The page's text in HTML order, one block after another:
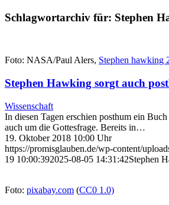
Schlagwortarchiv für: Stephen
Foto: NASA/Paul Alers, Stephen hawking
Stephen Hawking sorgt auch
Wissenschaft
In diesen Tagen erschien posthum ein
auch um die Gottesfrage. Bereits in…
19. Oktober 2018 10:00 Uhr
https://promisglauben.de/wp-content/
19 10:00:392025-08-05 14:31:42Stephen
Foto: pixabay.com (CC0 1.0)